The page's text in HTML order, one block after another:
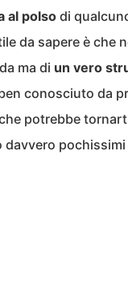
al polso di
da sapere è che
ma di un vero
conosciuto da
potrebbe
pochissimi